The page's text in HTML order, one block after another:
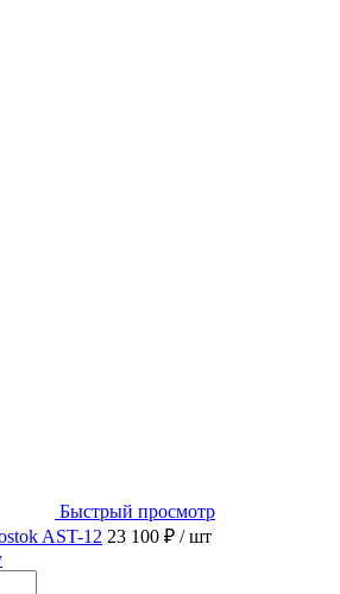
Быстрый просмотр
AST-12 23 100 ₽ / шт